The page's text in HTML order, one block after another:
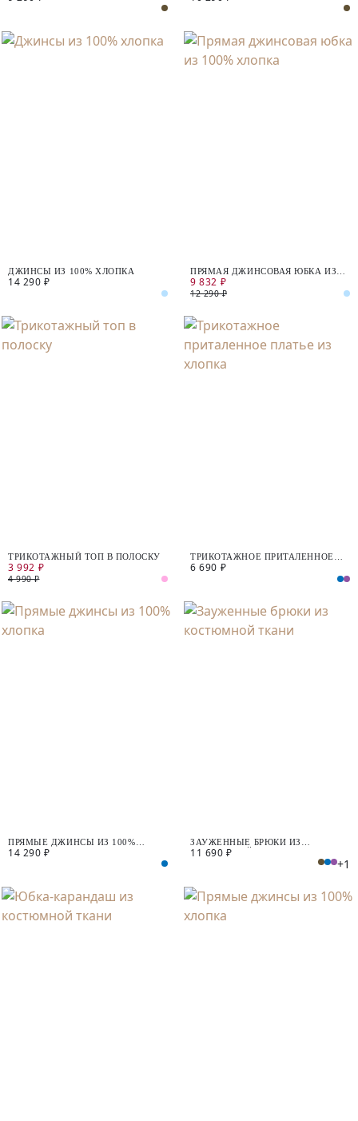
ДЖИНСЫ ИЗ 100% ХЛОПКА
14 290 ₽
ПРЯМАЯ ДЖИНСОВАЯ ЮБКА ИЗ
100% ХЛОПКА
9 832 ₽
12 290 ₽
ТРИКОТАЖНЫЙ ТОП В ПОЛОСКУ
3 992 ₽
4 990 ₽
ТРИКОТАЖНОЕ ПРИТАЛЕННОЕ
ПЛАТЬЕ ИЗ ХЛОПКА
6 690 ₽
ПРЯМЫЕ ДЖИНСЫ ИЗ 100%
ХЛОПКА
14 290 ₽
ЗАУЖЕННЫЕ БРЮКИ ИЗ
КОСТЮМНОЙ ТКАНИ
11 690 ₽
+1